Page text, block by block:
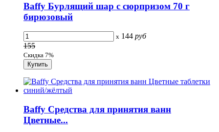
Baffy Бурлящий шар с сюрпризом 70 г
бирюзовый
x 144 руб
155
Скидка 7%
Baffy Средства для принятия ванн
Цветные...